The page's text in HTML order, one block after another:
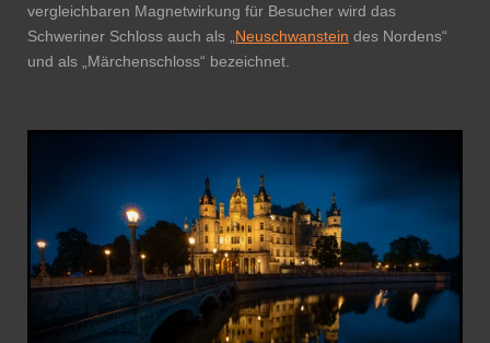
vergleichbaren Magnetwirkung für Besucher wird das
Schweriner Schloss auch als „ Neuschwanstein des Nordens“
und als „Märchenschloss“ bezeichnet.